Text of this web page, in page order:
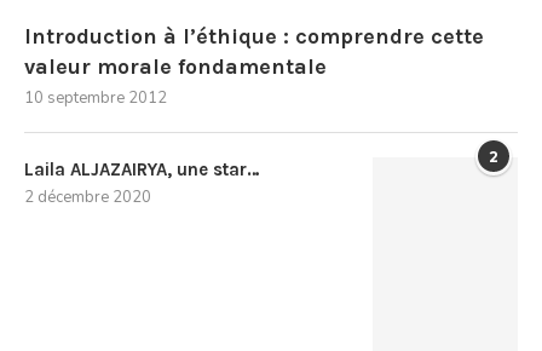
Introduction à l’éthique : comprendre cette
valeur morale fondamentale
10 septembre 2012
2
Laila ALJAZAIRYA, une star…
2 décembre 2020